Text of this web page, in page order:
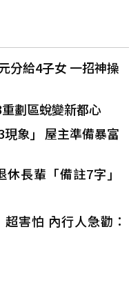
分給4子女 一招神操
劃區蛻變新都心
象」 屋主準備暴富
長輩「備註7字」
害怕 內行人急勸：